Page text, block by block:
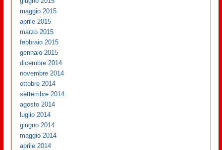
maggio 2015
aprile 2015
marzo 2015
febbraio 2015
gennaio 2015
dicembre 2014
novembre 2014
ottobre 2014
settembre 2014
agosto 2014
luglio 2014
giugno 2014
maggio 2014
aprile 2014